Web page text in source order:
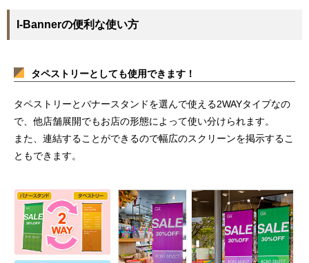
I-Bannerの便利な使い方
タペストリーとしても使用できます！
タペストリーとバナースタンドを選んで使える2WAYタイプなの
で、他店舗展開でもお店の形態によって使い分けられます。
また、連結することができるので幅広のスクリーンを掲示するこ
ともできます。